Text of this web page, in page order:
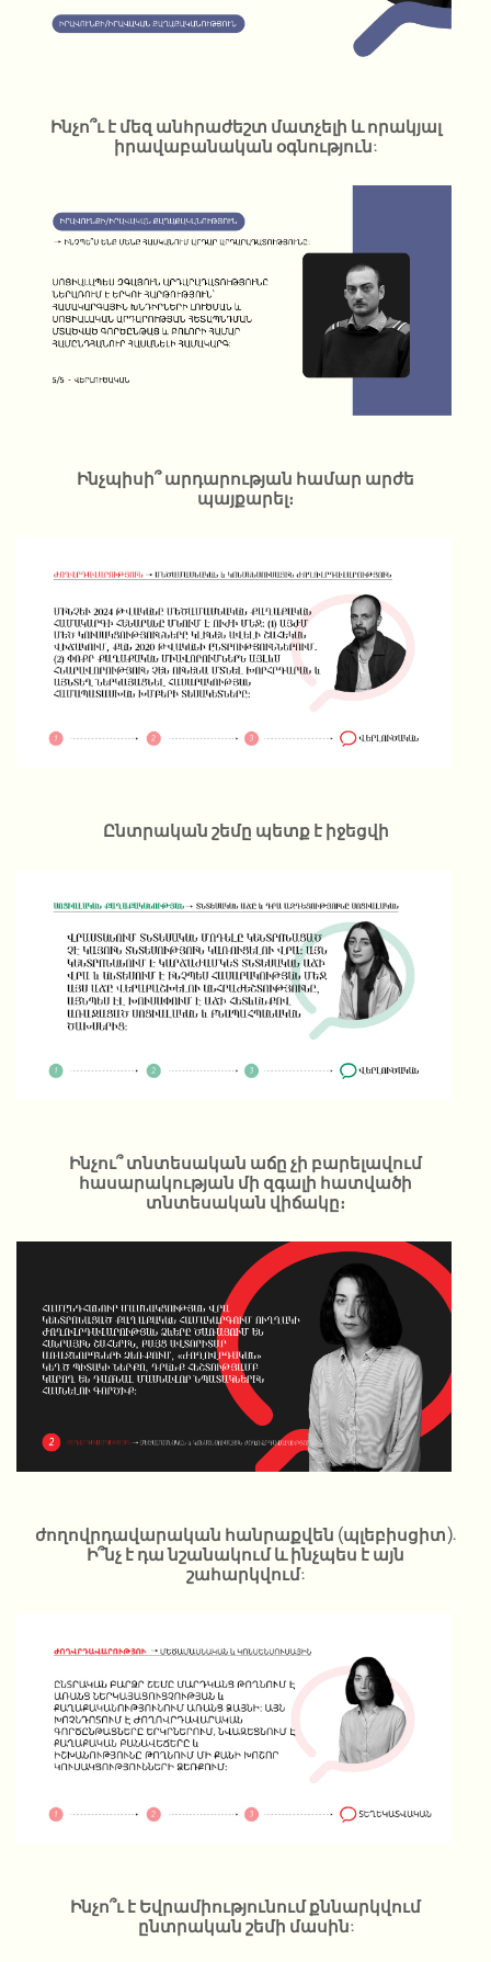
Ինչո՞ւ է մեզ անհրաժեշտ մատչելի և որակյալ
իրավաբանական օգնություն:
Ինչպիսի՞ արդարության համար արժե
պայքարել։
Ընտրական շեմը պետք է իջեցվի
Ինչու՞ տնտեսական աճը չի բարելավում
հասարակության մի զգալի հատվածի
տնտեսական վիճակը։
ժողովրդավարական հանրաքվեն (պլեբիսցիտ).
Ի՞նչ է դա նշանակում և ինչպես է այն
շահարկվում:
Ինչո՞ւ է Եվրամիությունում քննարկվում
ընտրական շեմի մասին: